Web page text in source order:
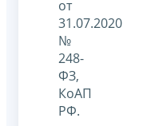
от
31.07.2020
№
248-
ФЗ,
КоАП
РФ.